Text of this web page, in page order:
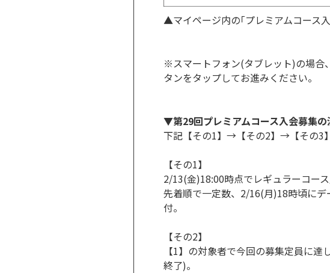
▲マイページ内の｢プレミアムコース
※スマートフォン(タブレット)の場合
タンをタップしてお進みください。
▼第29回プレミアムコース入会募集の
下記【その1】→【その2】→【その3
【その1】
2/13(金)18:00時点でレギュラーコー
先着順で一定数、2/16(月)18時頃に
付。
【その2】
【1】の対象者で今回の募集定員に
終了)。